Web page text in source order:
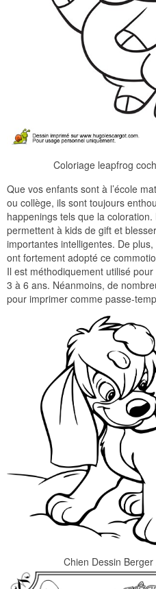
Coloriage leapfrog
Que vos enfants sont à l’école
ou collège, ils sont toujours
happenings tels que la
permettent à kids de gift et
importantes intelligentes. De
ont fortement adopté ce
Il est méthodiquement utilisé
3 à 6 ans. Néanmoins, de
pour imprimer comme passe-
Chien Dessin